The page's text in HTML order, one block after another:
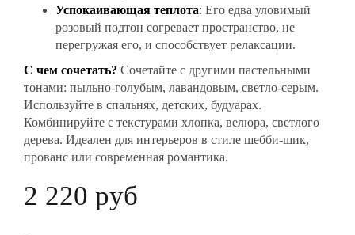
Успокаивающая теплота: Его едва уловимый
розовый подтон согревает пространство, не
перегружая его, и способствует релаксации.
С чем сочетать? Сочетайте с другими пастельными
тонами: пыльно-голубым, лавандовым, светло-серым.
Используйте в спальнях, детских, будуарах.
Комбинируйте с текстурами хлопка, велюра, светлого
дерева. Идеален для интерьеров в стиле шебби-шик,
прованс или современная романтика.
2 220 руб